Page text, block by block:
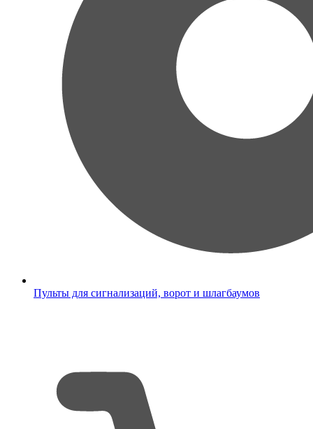
Пульты для сигнализаций, ворот и шлагбаумов